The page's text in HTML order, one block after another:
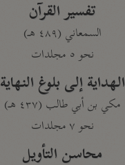
تفسير القرآن
السمعاني (٤٨٩ هـ)
نحو ٥ مجلدات
الهداية إلى بلوغ النهاية
مكي بن أبي طالب (٤٣٧ هـ)
نحو ٧ مجلدات
محاسن التأويل